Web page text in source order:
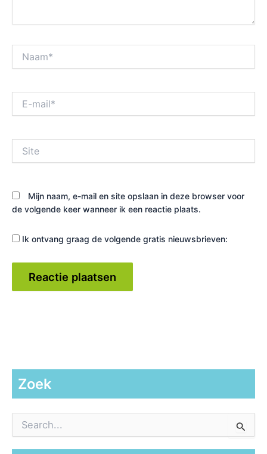
mail*
Mijn naam, e-mail en site opslaan in deze browser voor
de volgende keer wanneer ik een reactie plaats.
Ik ontvang graag de volgende gratis nieuwsbrieven:
Zoek